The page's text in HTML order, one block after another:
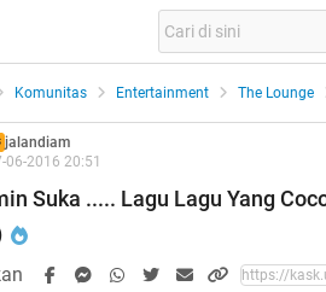
Komunitas Entertainment The Lounge
jalandiam
06-2016 20:51
Suka ..... Lagu Lagu Yang